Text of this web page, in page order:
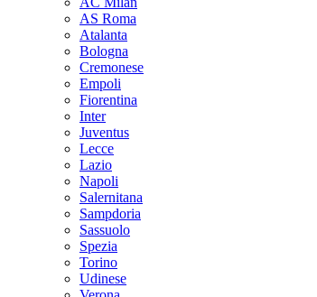
AS Roma
Atalanta
Bologna
Cremonese
Empoli
Fiorentina
Inter
Juventus
Lecce
Lazio
Napoli
Salernitana
Sampdoria
Sassuolo
Spezia
Torino
Udinese